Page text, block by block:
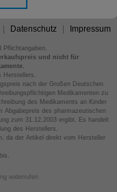
Datenschutz Impressum
und nicht für
Herstellers.
nach der Großen Deutschen
Medikamenten zu
des Medikaments an Kinder
Abgabepreis des pharmazeutischen
zum 31.12.2003 ergibt. Es handelt
des Herstellers.
da der Artikel direkt vom Hersteller
widerrufen